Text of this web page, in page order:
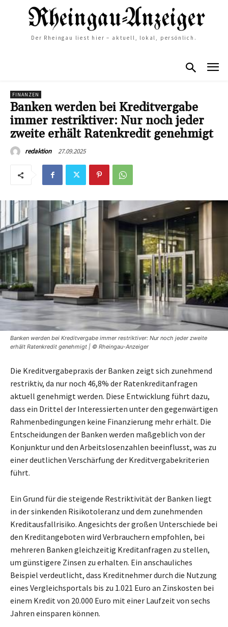
Der Rheingau liest hier – aktuell, lokal, persönlich.
FINANZEN
Banken werden bei Kreditvergabe
immer restriktiver: Nur noch jeder
zweite erhält Ratenkredit genehmigt
redaktion 27.09.2025
Banken werden bei Kreditvergabe immer restriktiver: Nur noch jeder zweite
erhält Ratenkredit genehmigt | © Rheingau-Anzeiger
Die Kreditvergabepraxis der Banken zeigt sich zunehmend
restriktiv, da nur noch 46,8% der Ratenkreditanfragen
aktuell genehmigt werden. Diese Entwicklung führt dazu,
dass ein Drittel der Interessierten unter den gegenwärtigen
Rahmenbedingungen keine Finanzierung mehr erhält. Die
Entscheidungen der Banken werden maßgeblich von der
Konjunktur und den Arbeitslosenzahlen beeinflusst, was zu
einer deutlichen Verschärfung der Kreditvergabekriterien
führt.
Ein Grund für die steigende Restriktivität der Banken liegt
in der sinkenden Risikotoleranz und dem zunehmenden
Kreditausfallrisiko. Angesichts der großen Unterschiede bei
den Kreditangeboten wird Verbrauchern empfohlen, bei
mehreren Banken gleichzeitig Kreditanfragen zu stellen,
um günstigere Zinsen zu erhalten. Ein anschauliches
Beispiel verdeutlicht, dass Kreditnehmer durch die Nutzung
eines Vergleichsportals bis zu 1.021 Euro an Zinskosten bei
einem Kredit von 20.000 Euro mit einer Laufzeit von sechs
Jahren einsparen können.